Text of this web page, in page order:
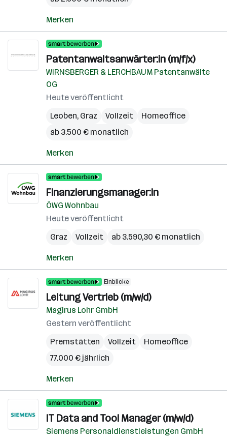
Merken
Patentanwaltsanwärter:in (m/f/x)
WIRNSBERGER & LERCHBAUM Patentanwälte
OG
Heute veröffentlicht
Leoben, Graz Vollzeit
Homeoffice
ab 3.500 € monatlich
Merken
Finanzierungsmanager:in
ÖWG Wohnbau
Heute veröffentlicht
Graz
Vollzeit ab 3.590,30 € monatlich
Merken
Einblicke
Leitung Vertrieb (m/w/d)
Magirus Lohr GmbH
Gestern veröffentlicht
Premstätten
Vollzeit
Homeoffice
77.000 € jährlich
Merken
IT Data and Tool Manager (m/w/d)
Siemens Personaldienstleistungen GmbH